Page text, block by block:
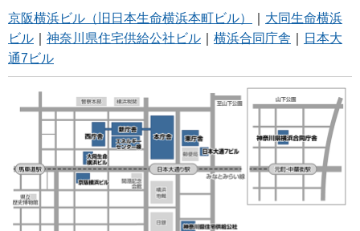
京阪横浜ビル（旧日本生命横浜本町ビル）
大同生命横浜
ビル
神奈川県住宅供給公社ビル 横浜合同庁舎
日本大
通7ビル